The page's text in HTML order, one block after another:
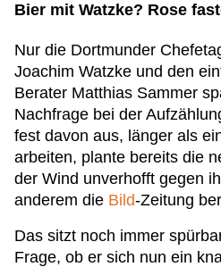
Bier mit Watzke? Rose
Nur die Dortmunder
Joachim Watzke und den
Berater Matthias Sammer
Nachfrage bei der
fest davon aus, länger als
arbeiten, plante bereits die
der Wind unverhofft gegen
anderem die Bild-Zeitung
Das sitzt noch immer
Frage, ob er sich nun ein